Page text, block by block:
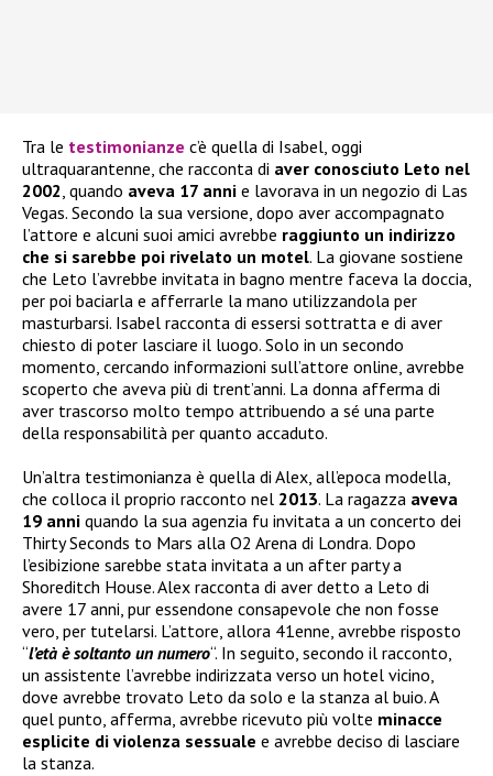
Tra le testimonianze c’è quella di Isabel, oggi
ultraquarantenne, che racconta di aver conosciuto Leto nel
2002, quando aveva 17 anni e lavorava in un negozio di Las
Vegas. Secondo la sua versione, dopo aver accompagnato
l’attore e alcuni suoi amici avrebbe raggiunto un indirizzo
che si sarebbe poi rivelato un motel. La giovane sostiene
che Leto l’avrebbe invitata in bagno mentre faceva la doccia,
per poi baciarla e afferrarle la mano utilizzandola per
masturbarsi. Isabel racconta di essersi sottratta e di aver
chiesto di poter lasciare il luogo. Solo in un secondo
momento, cercando informazioni sull’attore online, avrebbe
scoperto che aveva più di trent’anni. La donna afferma di
aver trascorso molto tempo attribuendo a sé una parte
della responsabilità per quanto accaduto.
Un’altra testimonianza è quella di Alex, all’epoca modella,
che colloca il proprio racconto nel 2013. La ragazza aveva
19 anni quando la sua agenzia fu invitata a un concerto dei
Thirty Seconds to Mars alla O2 Arena di Londra. Dopo
l’esibizione sarebbe stata invitata a un after party a
Shoreditch House. Alex racconta di aver detto a Leto di
avere 17 anni, pur essendone consapevole che non fosse
vero, per tutelarsi. L’attore, allora 41enne, avrebbe risposto
“l’età è soltanto un numero“. In seguito, secondo il racconto,
un assistente l’avrebbe indirizzata verso un hotel vicino,
dove avrebbe trovato Leto da solo e la stanza al buio. A
quel punto, afferma, avrebbe ricevuto più volte minacce
esplicite di violenza sessuale e avrebbe deciso di lasciare
la stanza.